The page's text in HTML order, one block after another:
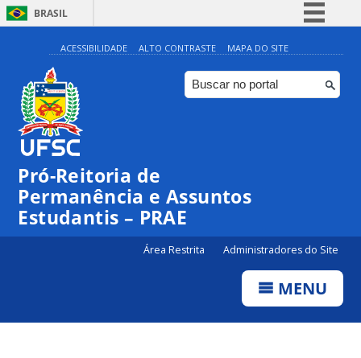
BRASIL
Simplifique!
Comunica BR
Participe
ACESSIBILIDADE ALTO CONTRASTE MAPA DO SITE
Pró-Reitoria de
Permanência e Assuntos
Estudantis – PRAE
Área Restrita Administradores do Site
MENU